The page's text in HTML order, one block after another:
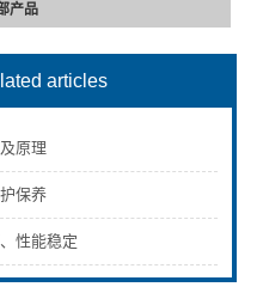
产品
articles
原理
保养
性能稳定